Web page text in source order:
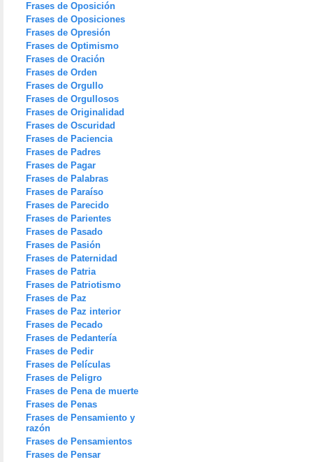
Frases de Oposición
Frases de Oposiciones
Frases de Opresión
Frases de Optimismo
Frases de Oración
Frases de Orden
Frases de Orgullo
Frases de Orgullosos
Frases de Originalidad
Frases de Oscuridad
Frases de Paciencia
Frases de Padres
Frases de Pagar
Frases de Palabras
Frases de Paraíso
Frases de Parecido
Frases de Parientes
Frases de Pasado
Frases de Pasión
Frases de Paternidad
Frases de Patria
Frases de Patriotismo
Frases de Paz
Frases de Paz interior
Frases de Pecado
Frases de Pedantería
Frases de Pedir
Frases de Películas
Frases de Peligro
Frases de Pena de muerte
Frases de Penas
Frases de Pensamiento y
razón
Frases de Pensamientos
Frases de Pensar